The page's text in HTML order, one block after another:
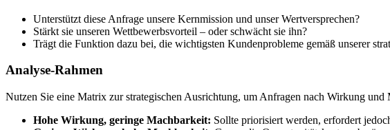
Unterstützt diese Anfrage unsere Kernmission und unser Wertversprechen?
Stärkt sie unseren Wettbewerbsvorteil – oder schwächt sie ihn?
Trägt die Funktion dazu bei, die wichtigsten Kundenprobleme gemäß unserer
Analyse-Rahmen
Nutzen Sie eine Matrix zur strategischen Ausrichtung, um Anfragen nach Wirkung
Hohe Wirkung, geringe Machbarkeit: Sollte priorisiert werden, erfordert